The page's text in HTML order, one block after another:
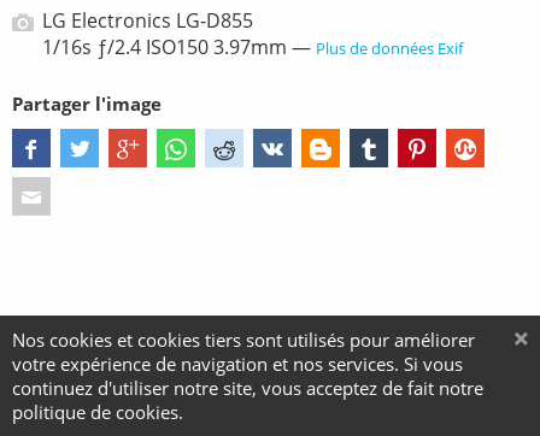
LG Electronics LG-D855
1/16s ƒ/2.4 ISO150 3.97mm — Plus de données Exif
Partager l'image
Nos cookies et cookies tiers sont utilisés pour améliorer
votre expérience de navigation et nos services. Si vous
continuez d'utiliser notre site, vous acceptez de fait notre
politique de cookies.